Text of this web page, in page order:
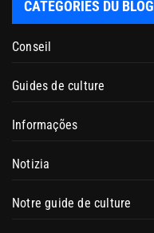
CATÉGORIES DU BLOG
Conseil
Guides de culture
Informações
Notizia
Notre guide de culture